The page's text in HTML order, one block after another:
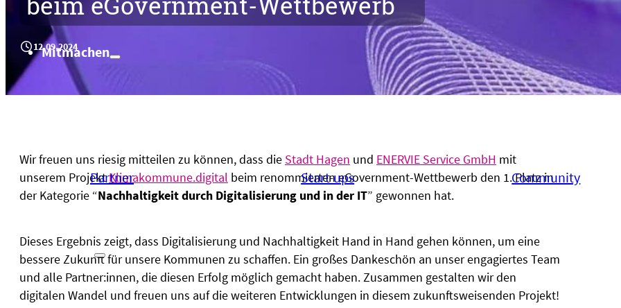
Mitmachen
Partner Start-ups Community
Projekte
12.09.2024
Wir freuen uns riesig mitteilen zu können, dass die Stadt Hagen und ENERVIE Service GmbH mit
unserem ProjektKlimakommune.digital beim renommierten eGovernment-Wettbewerb den 1. Platz in
der Kategorie “Nachhaltigkeit durch Digitalisierung und in der IT” gewonnen hat.
Dieses Ergebnis zeigt, dass Digitalisierung und Nachhaltigkeit Hand in Hand gehen können, um eine
bessere Zukunft für unsere Kommunen zu schaffen. Ein großes Dankeschön an unser engagiertes Team
und alle Partner:innen, die diesen Erfolg möglich gemacht haben. Zusammen gestalten wir den
digitalen Wandel und freuen uns auf die weiteren Entwicklungen in diesem zukunftsweisenden Projekt!